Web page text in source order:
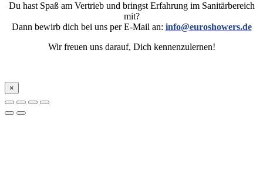
Du hast Spaß am Vertrieb und bringst Erfahrung im Sanitärbereich
mit?
Dann bewirb dich bei uns per E-Mail an: info@euroshowers.de
Wir freuen uns darauf, Dich kennenzulernen!
×